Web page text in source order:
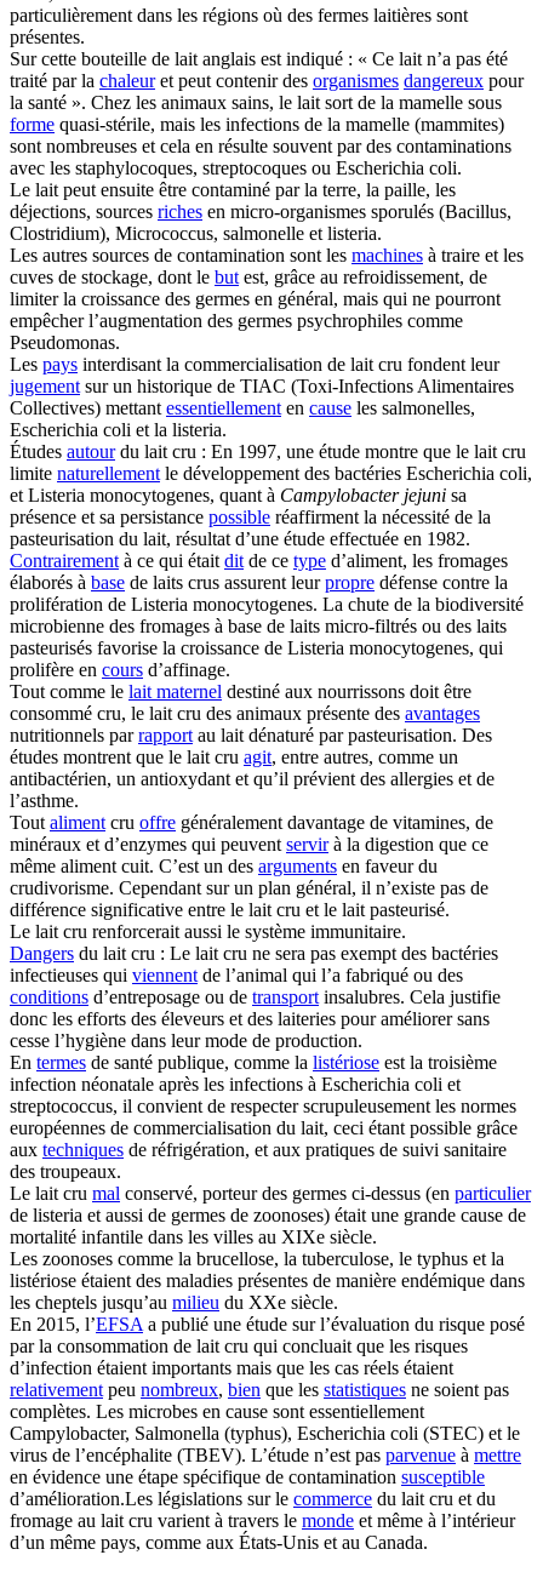
particulièrement dans les régions où des fermes laitières sont
présentes.
Sur cette bouteille de lait anglais est indiqué : « Ce lait n’a pas été
traité par la chaleuret peut contenir des organismes dangereux pour
la santé ». Chez les animaux sains, le lait sort de la mamelle sous
forme quasi-stérile, mais les infections de la mamelle (mammites)
sont nombreuses et cela en résulte souvent par des contaminations
avec les staphylocoques, streptocoques ou Escherichia coli.
Le lait peut ensuite être contaminé par la terre, la paille, les
déjections, sources riches en micro-organismes sporulés (Bacillus,
Clostridium), Micrococcus, salmonelle et listeria.
Les autres sources de contamination sont les machines à traire et les
cuves de stockage, dont le but est, grâce au refroidissement, de
limiter la croissance des germes en général, mais qui ne pourront
empêcher l’augmentation des germes psychrophiles comme
Pseudomonas.
Les pays interdisant la commercialisation de lait cru fondent leur
jugement sur un historique de TIAC (Toxi-Infections Alimentaires
Collectives) mettant essentiellement en cause les salmonelles,
Escherichia coli et la listeria.
Études autourdu lait cru : En 1997, une étude montre que le lait cru
limite naturellement le développement des bactéries Escherichia coli,
et Listeria monocytogenes, quant à Campylobacter jejuni sa
présence et sa persistance possible réaffirment la nécessité de la
pasteurisation du lait, résultat d’une étude effectuée en 1982.
Contrairement à ce qui était dit de ce type d’aliment, les fromages
élaborés à base de laits crus assurent leurpropre défense contre la
prolifération de Listeria monocytogenes. La chute de la biodiversité
microbienne des fromages à base de laits micro-filtrés ou des laits
pasteurisés favorise la croissance de Listeria monocytogenes, qui
prolifère en cours d’affinage.
Tout comme le lait maternel destiné aux nourrissons doit être
consommé cru, le lait cru des animaux présente des avantages
nutritionnels parrapport au lait dénaturé par pasteurisation. Des
études montrent que le lait cru agit, entre autres, comme un
antibactérien, un antioxydant et qu’il prévient des allergies et de
l’asthme.
Tout aliment cru offre généralement davantage de vitamines, de
minéraux et d’enzymes qui peuvent servirà la digestion que ce
même aliment cuit. C’est un des arguments en faveur du
crudivorisme. Cependant sur un plan général, il n’existe pas de
différence significative entre le lait cru et le lait pasteurisé.
Le lait cru renforcerait aussi le système immunitaire.
Dangers du lait cru : Le lait cru ne sera pas exempt des bactéries
infectieuses qui viennent de l’animal qui l’a fabriqué ou des
conditions d’entreposage ou de transport insalubres. Cela justifie
donc les efforts des éleveurs et des laiteries pour améliorer sans
cesse l’hygiène dans leur mode de production.
En termes de santé publique, comme la listériose est la troisième
infection néonatale après les infections à Escherichia coli et
streptococcus, il convient de respecter scrupuleusement les normes
européennes de commercialisation du lait, ceci étant possible grâce
aux techniques de réfrigération, et aux pratiques de suivi sanitaire
des troupeaux.
Le lait cru mal conservé, porteur des germes ci-dessus (en particulier
de listeria et aussi de germes de zoonoses) était une grande cause de
mortalité infantile dans les villes au XIXe siècle.
Les zoonoses comme la brucellose, la tuberculose, le typhus et la
listériose étaient des maladies présentes de manière endémique dans
les cheptels jusqu’au milieu du XXe siècle.
En 2015, l’EFSA a publié une étude sur l’évaluation du risque posé
par la consommation de lait cru qui concluait que les risques
d’infection étaient importants mais que les cas réels étaient
relativement peu nombreux, bien que les statistiques ne soient pas
complètes. Les microbes en cause sont essentiellement
Campylobacter, Salmonella (typhus), Escherichia coli (STEC) et le
virus de l’encéphalite (TBEV). L’étude n’est pas parvenue à mettre
en évidence une étape spécifique de contamination susceptible
d’amélioration.Les législations sur le commerce du lait cru et du
fromage au lait cru varient à travers le monde et même à l’intérieur
d’un même pays, comme aux États-Unis et au Canada.